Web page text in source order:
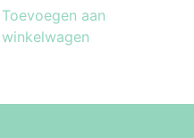
Toevoegen aan
winkelwagen